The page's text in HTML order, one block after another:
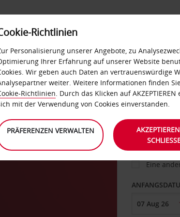
SELF-SERVICES
ABHOLEN
Eine
Richtlinien
Personalisierung unserer Angebote, zu
Ihrer Erfahrung auf unserer Website
Wir geben auch Daten an vertrauenswürdige
weiter. Weitere Informationen finden
Richtlinien. Durch das Klicken auf
mit der Verwendung von Cookies einverstanden.
PRÄFERENZEN VERWALTEN